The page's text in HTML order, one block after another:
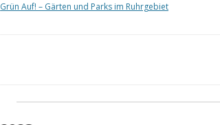
Grün Auf! – Gärten und Parks im Ruhrgebiet